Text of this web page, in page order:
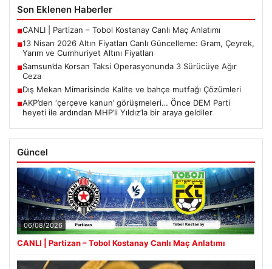
Son Eklenen Haberler
■CANLI | Partizan – Tobol Kostanay Canlı Maç Anlatımı
■13 Nisan 2026 Altın Fiyatları Canlı Güncelleme: Gram, Çeyrek,
Yarım ve Cumhuriyet Altını Fiyatları
■Samsun’da Korsan Taksi Operasyonunda 3 Sürücüye Ağır
Ceza
■Dış Mekan Mimarisinde Kalite ve bahçe mutfağı Çözümleri
■AKP’den ‘çerçeve kanun’ görüşmeleri… Önce DEM Parti
heyeti ile ardından MHP’li Yıldız’la bir araya geldiler
Güncel
06/08/2026
CANLI | Partizan – Tobol Kostanay Canlı Maç Anlatımı